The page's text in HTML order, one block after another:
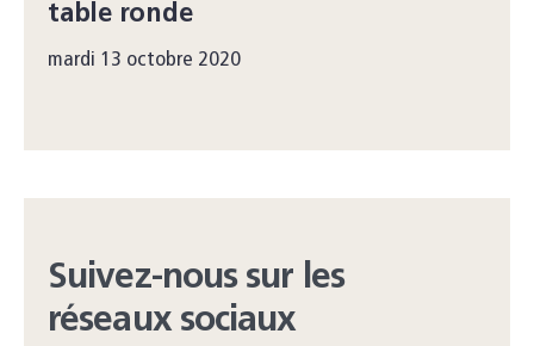
table ronde
mardi 13 octobre 2020
Suivez-nous sur les
réseaux sociaux